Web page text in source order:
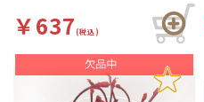
￥637(税込)